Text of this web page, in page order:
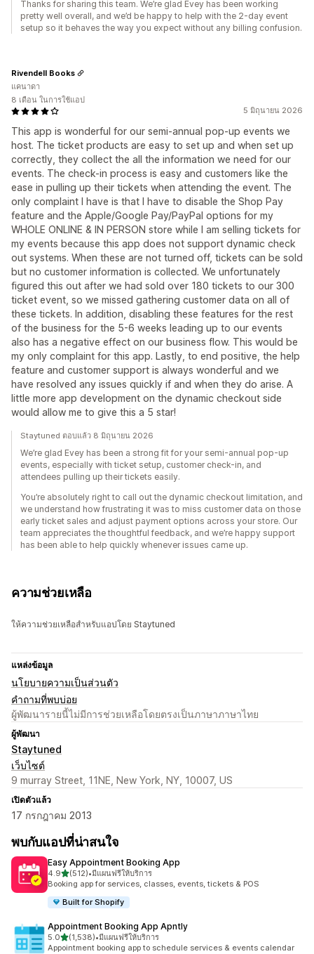
Thanks for sharing this team. We’re glad Evey has been working
pretty well overall, and we’d be happy to help with the 2-day event
setup so it behaves the way you expect without any billing confusion.
5 มิถุนายน 2026
This app is wonderful for our semi-annual pop-up events we
host. The ticket products are easy to set up and when set up
correctly, they collect the all the information we need for our
events. The check-in process is easy and customers like the
ease in pulling up their tickets when attending the event. The
only complaint I have is that I have to disable the Shop Pay
feature and the Apple/Google Pay/PayPal options for my
WHOLE ONLINE & IN PERSON store while I am selling tickets for
my events because this app does not support dynamic check
out systems. When these are not turned off, tickets can be sold
but no customer information is collected. We unfortunately
figured this out after we had sold over 180 tickets to our 300
ticket event, so we missed gathering customer data on all of
these tickets. In addition, disabling these features for the rest
of the business for the 5-6 weeks leading up to our events
also has a negative effect on our business flow. This would be
my only complaint for this app. Lastly, to end positive, the help
feature and customer support is always wonderful and we
have resolved any issues quickly if and when they do arise. A
little more app development on the dynamic checkout side
would allow me to give this a 5 star!
Rivendell Books
แคนาดา
8 เดือน ในการใช้แอป
Staytuned ตอบแล้ว 8 มิถุนายน 2026
We’re glad Evey has been a strong fit for your semi-annual pop-up
events, especially with ticket setup, customer check-in, and
attendees pulling up their tickets easily.
You’re absolutely right to call out the dynamic checkout limitation, and
we understand how frustrating it was to miss customer data on those
early ticket sales and adjust payment options across your store. Our
team appreciates the thoughtful feedback, and we’re happy support
has been able to help quickly whenever issues came up.
ความช่วยเหลือ
ให้ความช่วยเหลือสำหรับแอปโดย Staytuned
แหล่งข้อมูล
นโยบายความเป็นส่วนตัว
คำถามที่พบบ่อย
ผู้พัฒนารายนี้ไม่มีการช่วยเหลือโดยตรงเป็นภาษาภาษาไทย
ผู้พัฒนา
Staytuned
เว็บไซต์
9 murray Street, 11NE, New York, NY, 10007, US
เปิดตัวแล้ว
17 กรกฎาคม 2013
พบกับแอปที่น่าสนใจ
Easy Appointment Booking App
4.9เต็ม 5 ดาว
(512)
ทั้งหมด 512 รีวิว
•มีแผนฟรีให้บริการ
Booking app for services, classes, events, tickets & POS
Built for Shopify
Appointment Booking App Apntly
5.0เต็ม 5 ดาว
(1,538)
ทั้งหมด 1538 รีวิว
•มีแผนฟรีให้บริการ
Appointment booking app to schedule services & events calendar